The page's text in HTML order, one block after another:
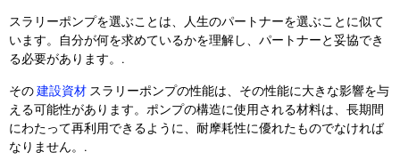
スラリーポンプを選ぶことは、人生のパートナーを選ぶことに似て
います。自分が何を求めているかを理解し、パートナーと妥協でき
る必要があります。.
その建設資材スラリーポンプの性能は、その性能に大きな影響を与
える可能性があります。ポンプの構造に使用される材料は、長期間
にわたって再利用できるように、耐摩耗性に優れたものでなければ
なりません。.